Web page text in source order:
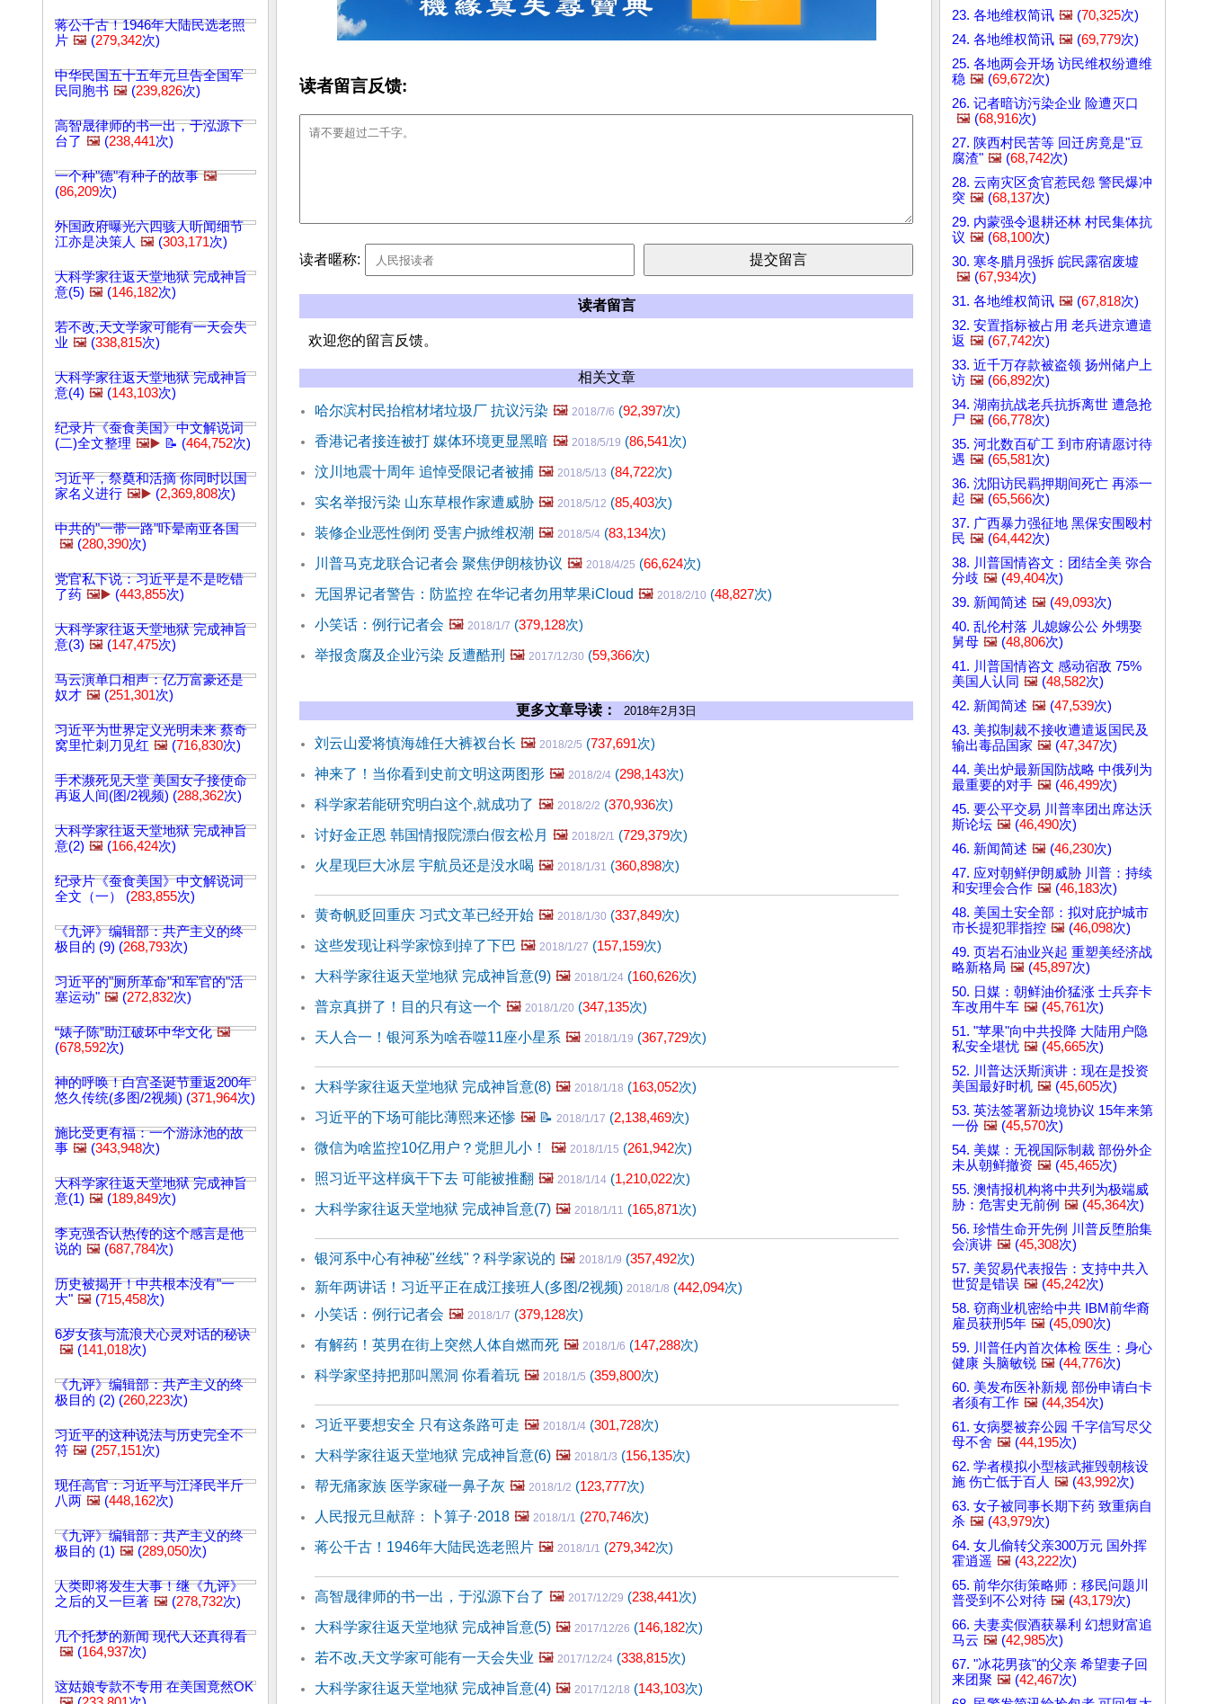
蒋公千古！1946年大陆民选老照
片 🖼️ (279,342次)
中华民国五十五年元旦告全国军
民同胞书 🖼️ (239,826次)
高智晟律师的书一出，于泓源下
台了 🖼️ (238,441次)
一个种"德"有种子的故事 🖼️
(86,209次)
外国政府曝光六四骇人听闻细节
江亦是决策人 🖼️ (303,171次)
大科学家往返天堂地狱 完成神旨
意(5) 🖼️ (146,182次)
若不改,天文学家可能有一天会失
业 🖼️ (338,815次)
大科学家往返天堂地狱 完成神旨
意(4) 🖼️ (143,103次)
纪录片《蚕食美国》中文解说词
(二)全文整理 🖼️▶️ 📝 (464,752次)
习近平，祭奠和活摘 你同时以国
家名义进行 🖼️▶️ (2,369,808次)
中共的"一带一路"吓晕南亚各国
🖼️ (280,390次)
党官私下说：习近平是不是吃错
了药 🖼️▶️ (443,855次)
大科学家往返天堂地狱 完成神旨
意(3) 🖼️ (147,475次)
马云演单口相声：亿万富豪还是
奴才 🖼️ (251,301次)
习近平为世界定义光明未来 蔡奇
窝里忙刺刀见红 🖼️ (716,830次)
手术濒死见天堂 美国女子接使命
再返人间(图/2视频) (288,362次)
大科学家往返天堂地狱 完成神旨
意(2) 🖼️ (166,424次)
纪录片《蚕食美国》中文解说词
全文（一） (283,855次)
《九评》编辑部：共产主义的终
极目的 (9) (268,793次)
习近平的"厕所革命"和军官的"活
塞运动" 🖼️ (272,832次)
“婊子陈”助江破坏中华文化 🖼️
(678,592次)
神的呼唤！白宫圣诞节重返200年
悠久传统(多图/2视频) (371,964次)
施比受更有福：一个游泳池的故
事 🖼️ (343,948次)
大科学家往返天堂地狱 完成神旨
意(1) 🖼️ (189,849次)
李克强否认热传的这个感言是他
说的 🖼️ (687,784次)
历史被揭开！中共根本没有"一
大" 🖼️ (715,458次)
6岁女孩与流浪犬心灵对话的秘诀
🖼️ (141,018次)
《九评》编辑部：共产主义的终
极目的 (2) (260,223次)
习近平的这种说法与历史完全不
符 🖼️ (257,151次)
现任高官：习近平与江泽民半斤
八两 🖼️ (448,162次)
《九评》编辑部：共产主义的终
极目的 (1) 🖼️ (289,050次)
人类即将发生大事！继《九评》
之后的又一巨著 🖼️ (278,732次)
几个托梦的新闻 现代人还真得看
🖼️ (164,937次)
这姑娘专款不专用 在美国竟然OK
读者留言反馈:
读者暱称:
读者留言
欢迎您的留言反馈。
相关文章
哈尔滨村民抬棺材堵垃圾厂 抗议污染 🖼️ 2018/7/6 (92,397次)
香港记者接连被打 媒体环境更显黑暗 🖼️ 2018/5/19 (86,541次)
汶川地震十周年 追悼受限记者被捕 🖼️ 2018/5/13 (84,722次)
实名举报污染 山东草根作家遭威胁 🖼️ 2018/5/12 (85,403次)
装修企业恶性倒闭 受害户掀维权潮 🖼️ 2018/5/4 (83,134次)
川普马克龙联合记者会 聚焦伊朗核协议 🖼️ 2018/4/25 (66,624次)
无国界记者警告：防监控 在华记者勿用苹果iCloud 🖼️ 2018/2/10 (48,827次)
小笑话：例行记者会 🖼️ 2018/1/7 (379,128次)
举报贪腐及企业污染 反遭酷刑 🖼️ 2017/12/30 (59,366次)
更多文章导读： 2018年2月3日
刘云山爱将慎海雄任大裤衩台长 🖼️ 2018/2/5 (737,691次)
神来了！当你看到史前文明这两图形 🖼️ 2018/2/4 (298,143次)
科学家若能研究明白这个,就成功了 🖼️ 2018/2/2 (370,936次)
讨好金正恩 韩国情报院漂白假玄松月 🖼️ 2018/2/1 (729,379次)
火星现巨大冰层 宇航员还是没水喝 🖼️ 2018/1/31 (360,898次)
黄奇帆贬回重庆 习式文革已经开始 🖼️ 2018/1/30 (337,849次)
这些发现让科学家惊到掉了下巴 🖼️ 2018/1/27 (157,159次)
大科学家往返天堂地狱 完成神旨意(9) 🖼️ 2018/1/24 (160,626次)
普京真拼了！目的只有这一个 🖼️ 2018/1/20 (347,135次)
天人合一！银河系为啥吞噬11座小星系 🖼️ 2018/1/19 (367,729次)
大科学家往返天堂地狱 完成神旨意(8) 🖼️ 2018/1/18 (163,052次)
习近平的下场可能比薄熙来还惨 🖼️ 📝 2018/1/17 (2,138,469次)
微信为啥监控10亿用户？党胆儿小！
🖼️ 2018/1/15 (261,942次)
照习近平这样疯干下去 可能被推翻 🖼️ 2018/1/14 (1,210,022次)
大科学家往返天堂地狱 完成神旨意(7) 🖼️ 2018/1/11 (165,871次)
银河系中心有神秘"丝线"？科学家说的 🖼️ 2018/1/9 (357,492次)
新年两讲话！习近平正在成江接班人(多图/2视频) 2018/1/8 (442,094次)
小笑话：例行记者会 🖼️ 2018/1/7 (379,128次)
有解药！英男在街上突然人体自燃而死 🖼️ 2018/1/6 (147,288次)
科学家坚持把那叫黑洞 你看着玩 🖼️ 2018/1/5 (359,800次)
习近平要想安全 只有这条路可走 🖼️ 2018/1/4 (301,728次)
大科学家往返天堂地狱 完成神旨意(6) 🖼️ 2018/1/3 (156,135次)
帮无痛家族 医学家碰一鼻子灰 🖼️ 2018/1/2 (123,777次)
人民报元旦献辞：卜算子·2018 🖼️ 2018/1/1 (270,746次)
蒋公千古！1946年大陆民选老照片 🖼️ 2018/1/1 (279,342次)
高智晟律师的书一出，于泓源下台了 🖼️ 2017/12/29 (238,441次)
大科学家往返天堂地狱 完成神旨意(5) 🖼️ 2017/12/26 (146,182次)
若不改,天文学家可能有一天会失业 🖼️ 2017/12/24 (338,815次)
大科学家往返天堂地狱 完成神旨意(4) 🖼️ 2017/12/18 (143,103次)
23. 各地维权简讯 🖼️ (70,325次)
24. 各地维权简讯 🖼️ (69,779次)
25. 各地两会开场 访民维权纷遭维
稳 🖼️ (69,672次)
26. 记者暗访污染企业 险遭灭口
🖼️ (68,916次)
27. 陕西村民苦等 回迁房竟是"豆
腐渣" 🖼️ (68,742次)
28. 云南灾区贪官惹民怨 警民爆冲
突 🖼️ (68,137次)
29. 内蒙强令退耕还林 村民集体抗
议 🖼️ (68,100次)
30. 寒冬腊月强拆 皖民露宿废墟
🖼️ (67,934次)
31. 各地维权简讯 🖼️ (67,818次)
32. 安置指标被占用 老兵进京遭遣
返 🖼️ (67,742次)
33. 近千万存款被盗领 扬州储户上
访 🖼️ (66,892次)
34. 湖南抗战老兵抗拆离世 遭急抢
尸 🖼️ (66,778次)
35. 河北数百矿工 到市府请愿讨待
遇 🖼️ (65,581次)
36. 沈阳访民羁押期间死亡 再添一
起 🖼️ (65,566次)
37. 广西暴力强征地 黑保安围殴村
民 🖼️ (64,442次)
38. 川普国情咨文：团结全美 弥合
分歧 🖼️ (49,404次)
39. 新闻简述 🖼️ (49,093次)
40. 乱伦村落 儿媳嫁公公 外甥娶
舅母 🖼️ (48,806次)
41. 川普国情咨文 感动宿敌 75%
美国人认同 🖼️ (48,582次)
42. 新闻简述 🖼️ (47,539次)
43. 美拟制裁不接收遭遣返国民及
输出毒品国家 🖼️ (47,347次)
44. 美出炉最新国防战略 中俄列为
最重要的对手 🖼️ (46,499次)
45. 要公平交易 川普率团出席达沃
斯论坛 🖼️ (46,490次)
46. 新闻简述 🖼️ (46,230次)
47. 应对朝鲜伊朗威胁 川普：持续
和安理会合作 🖼️ (46,183次)
48. 美国土安全部：拟对庇护城市
市长提犯罪指控 🖼️ (46,098次)
49. 页岩石油业兴起 重塑美经济战
略新格局 🖼️ (45,897次)
50. 日媒：朝鲜油价猛涨 士兵弃卡
车改用牛车 🖼️ (45,761次)
51. "苹果"向中共投降 大陆用户隐
私安全堪忧 🖼️ (45,665次)
52. 川普达沃斯演讲：现在是投资
美国最好时机 🖼️ (45,605次)
53. 英法签署新边境协议 15年来第
一份 🖼️ (45,570次)
54. 美媒：无视国际制裁 部份外企
未从朝鲜撤资 🖼️ (45,465次)
55. 澳情报机构将中共列为极端威
胁：危害史无前例 🖼️ (45,364次)
56. 珍惜生命开先例 川普反堕胎集
会演讲 🖼️ (45,308次)
57. 美贸易代表报告：支持中共入
世贸是错误 🖼️ (45,242次)
58. 窃商业机密给中共 IBM前华裔
雇员获刑5年 🖼️ (45,090次)
59. 川普任内首次体检 医生：身心
健康 头脑敏锐 🖼️ (44,776次)
60. 美发布医补新规 部份申请白卡
者须有工作 🖼️ (44,354次)
61. 女病婴被弃公园 千字信写尽父
母不舍 🖼️ (44,195次)
62. 学者模拟小型核武摧毁朝核设
施 伤亡低于百人 🖼️ (43,992次)
63. 女子被同事长期下药 致重病自
杀 🖼️ (43,979次)
64. 女儿偷转父亲300万元 国外挥
霍逍遥 🖼️ (43,222次)
65. 前华尔街策略师：移民问题川
普受到不公对待 🖼️ (43,179次)
66. 夫妻卖假酒获暴利 幻想财富追
马云 🖼️ (42,985次)
67. "冰花男孩"的父亲 希望妻子回
来团聚 🖼️ (42,467次)